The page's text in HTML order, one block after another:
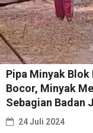
Pipa Minyak Blok
Bocor, Minyak
Sebagian Badan
24 Juli 2024